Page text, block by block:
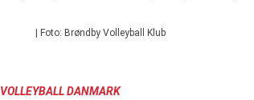
| Foto: Brøndby Volleyball Klub
VOLLEYBALL DANMARK